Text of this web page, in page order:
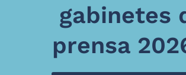
gabinetes
prensa